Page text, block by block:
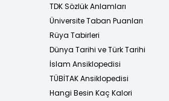
TDK Sözlük Anlamları
Üniversite Taban Puanları
Rüya Tabirleri
Dünya Tarihi ve Türk Tarihi
İslam Ansiklopedisi
TÜBİTAK Ansiklopedisi
Hangi Besin Kaç Kalori